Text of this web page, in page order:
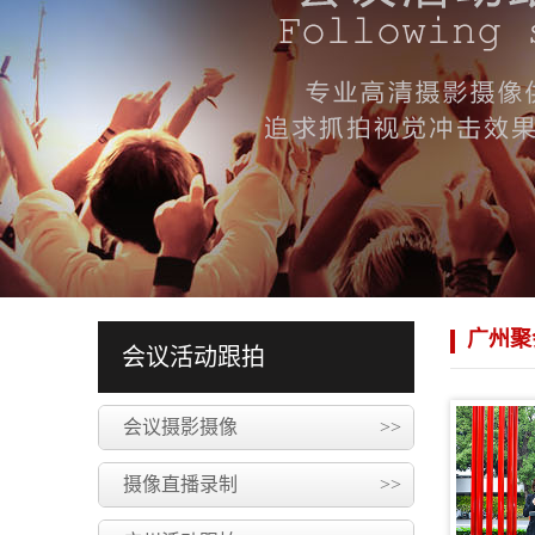
会议活动跟拍
会议摄影摄像 >>
摄像直播录制 >>
广州